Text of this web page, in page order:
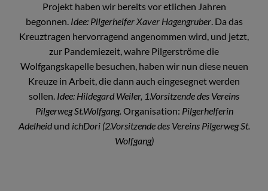
Projekt haben wir bereits vor etlichen Jahren
begonnen. Idee: Pilgerhelfer Xaver Hagengruber. Da das
Kreuztragen hervorragend angenommen wird, und jetzt,
zur Pandemiezeit, wahre Pilgerströme die
Wolfgangskapelle besuchen, haben wir nun diese neuen
Kreuze in Arbeit, die dann auch eingesegnet werden
sollen. Idee: Hildegard Weiler, 1.Vorsitzende des Vereins
Pilgerweg St.Wolfgang. Organisation: Pilgerhelferin
Adelheid und ichDori (2.Vorsitzende des Vereins Pilgerweg St.
Wolfgang)